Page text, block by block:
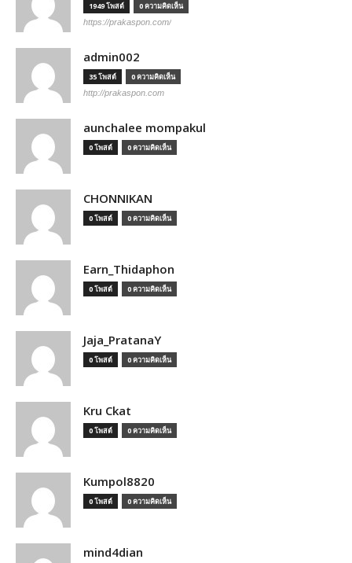
1949 โพสต์ 0 ความคิดเห็น
https://prakaspon.com/
admin002
35 โพสต์ 0 ความคิดเห็น
http://prakaspon.com
aunchalee mompakul
0 โพสต์ 0 ความคิดเห็น
CHONNIKAN
0 โพสต์ 0 ความคิดเห็น
Earn_Thidaphon
0 โพสต์ 0 ความคิดเห็น
Jaja_PratanaY
0 โพสต์ 0 ความคิดเห็น
Kru Ckat
0 โพสต์ 0 ความคิดเห็น
Kumpol8820
0 โพสต์ 0 ความคิดเห็น
mind4dian